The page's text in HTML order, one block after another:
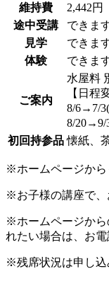
維持費
2,442円
途中受講
できま
見学
できま
体験
できま
ご案内
水屋料
【日程
8/6→7/
8/20→9/
初回持参品 懐紙、
※ホームページから
※お子様の講座で、
※ホームページから
れたい場合は、お電
※残席状況は申し込